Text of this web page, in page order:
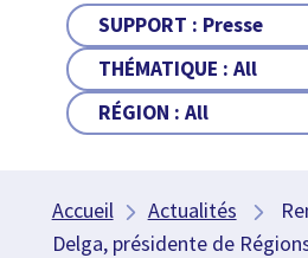
SUPPORT : Presse
THÉMATIQUE :All
RÉGION :All
Accueil Actualités
Delga, présidente de